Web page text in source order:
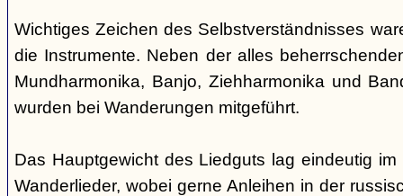
Wichtiges Zeichen des Selbstverständnisses
die Instrumente. Neben der alles
Mundharmonika, Banjo, Ziehharmonika und
wurden bei Wanderungen mitgeführt.
Das Hauptgewicht des Liedguts lag eindeutig
Wanderlieder, wobei gerne Anleihen in der